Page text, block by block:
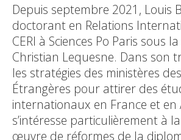
Depuis septembre 2021, Louis
doctorant en Relations
CERI à Sciences Po Paris sous
Christian Lequesne. Dans son
les stratégies des ministères
Étrangères pour attirer des
internationaux en France et en
s’intéresse particulièrement à
œuvre de réformes de la